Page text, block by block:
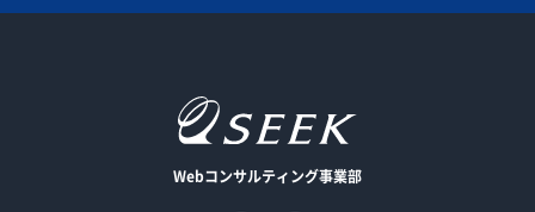
Webコンサルティング事業部